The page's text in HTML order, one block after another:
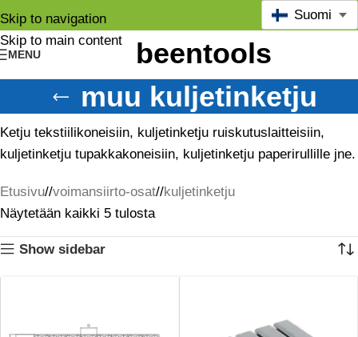
Skip to navigation
Skip to main content
MENU
Suomi
muu kuljetinketju
Ketju tekstiilikoneisiin, kuljetinketju ruiskutuslaitteisiin,
kuljetinketju tupakkakoneisiin, kuljetinketju paperirullille jne.
Etusivu/ voimansiirto-osat/ kuljetinketju
Näytetään kaikki 5 tulosta
Show sidebar